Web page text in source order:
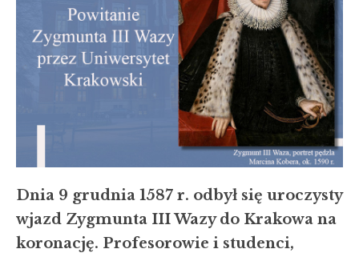
Dnia 9 grudnia 1587 r. odbył się uroczysty
wjazd Zygmunta III Wazy do Krakowa na
koronację. Profesorowie i studenci,